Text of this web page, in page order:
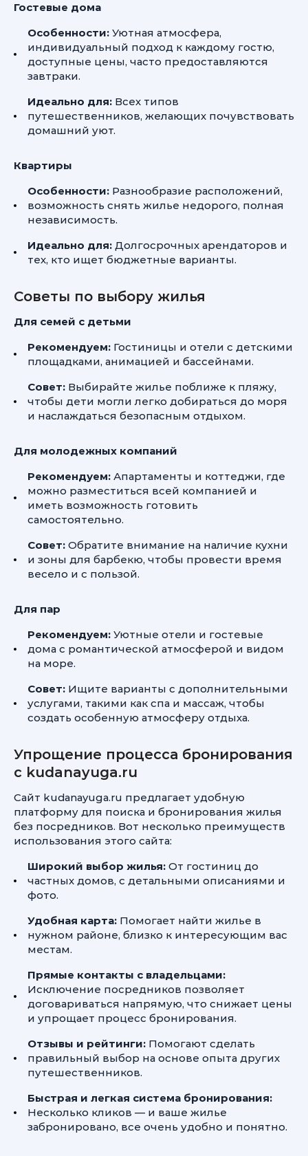
Гостевые дома
Особенности: Уютная атмосфера,
индивидуальный подход к каждому гостю,
доступные цены, часто предоставляются
завтраки.
Идеально для: Всех типов
путешественников, желающих почувствовать
домашний уют.
Квартиры
Особенности: Разнообразие расположений,
возможность снять жилье недорого, полная
независимость.
Идеально для: Долгосрочных арендаторов и
тех, кто ищет бюджетные варианты.
Советы по выбору жилья
Для семей с детьми
Рекомендуем: Гостиницы и отели с детскими
площадками, анимацией и бассейнами.
Совет: Выбирайте жилье поближе к пляжу,
чтобы дети могли легко добираться до моря
и наслаждаться безопасным отдыхом.
Для молодежных компаний
Рекомендуем: Апартаменты и коттеджи, где
можно разместиться всей компанией и
иметь возможность готовить
самостоятельно.
Совет: Обратите внимание на наличие кухни
и зоны для барбекю, чтобы провести время
весело и с пользой.
Для пар
Рекомендуем: Уютные отели и гостевые
дома с романтической атмосферой и видом
на море.
Совет: Ищите варианты с дополнительными
услугами, такими как спа и массаж, чтобы
создать особенную атмосферу отдыха.
Упрощение процесса бронирования
с kudanayuga.ru
Сайт kudanayuga.ru предлагает удобную
платформу для поиска и бронирования жилья
без посредников. Вот несколько преимуществ
использования этого сайта:
Широкий выбор жилья: От гостиниц до
частных домов, с детальными описаниями и
фото.
Удобная карта: Помогает найти жилье в
нужном районе, близко к интересующим вас
местам.
Прямые контакты с владельцами:
Исключение посредников позволяет
договариваться напрямую, что снижает цены
и упрощает процесс бронирования.
Отзывы и рейтинги: Помогают сделать
правильный выбор на основе опыта других
путешественников.
Быстрая и легкая система бронирования:
Несколько кликов — и ваше жилье
забронировано, все очень удобно и понятно.